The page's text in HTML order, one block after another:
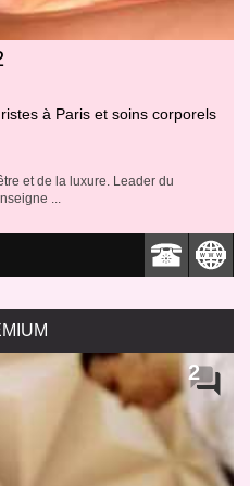
Entre le
:
offre une palette
à Paris et soins corporels
et de la luxure. Leader du
...
2